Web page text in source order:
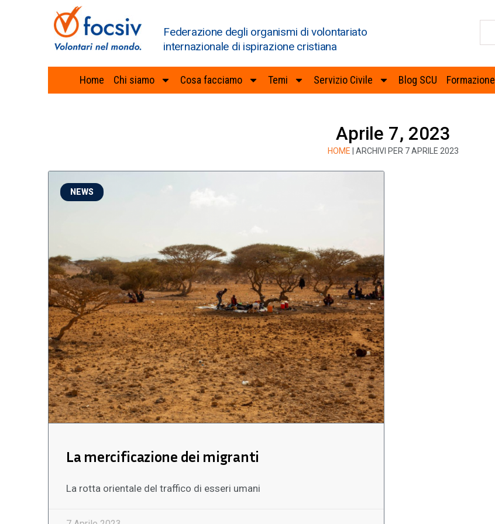
Federazione degli organismi di volontariato
internazionale di ispirazione cristiana
Home Chi siamo Cosa facciamo Temi Servizio Civile Blog SCU Formazione
Aprile 7, 2023
HOME ARCHIVI PER 7 APRILE 2023
NEWS
La mercificazione dei migranti
La rotta orientale del traffico di esseri umani